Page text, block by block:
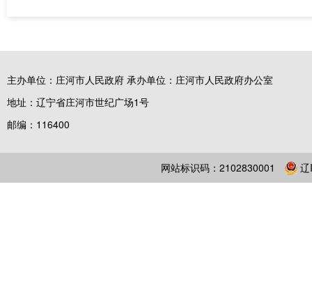
主办单位：庄河市人民政府 承办单位：庄河市人民政府办公室
地址：辽宁省庄河市世纪广场1号
邮编：116400
网站标识码：2102830001